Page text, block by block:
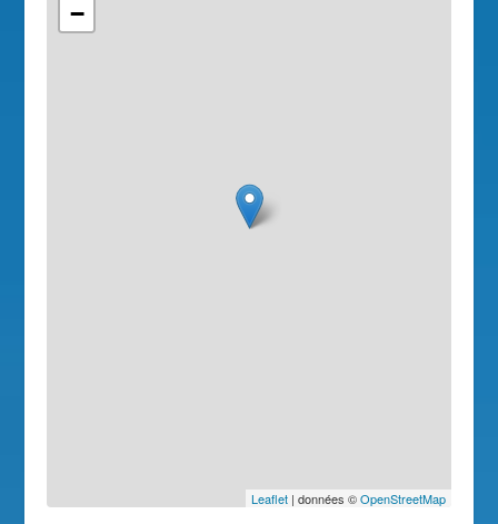
−
Leaflet| données ©OpenStreetMap